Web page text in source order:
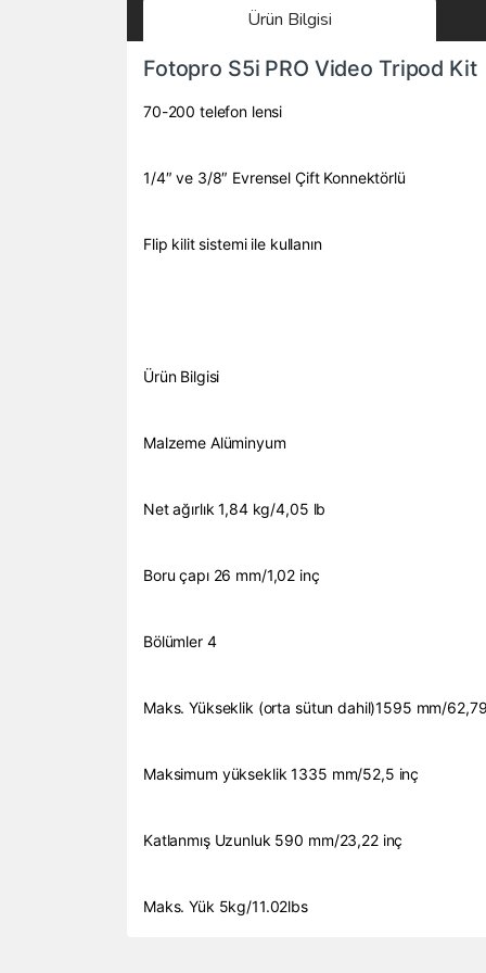
Ürün Bilgisi
Fotopro S5i PRO Video Tripod Kit
70-200 telefon lensi
1/4″ ve 3/8″ Evrensel Çift Konnektörlü
Flip kilit sistemi ile kullanın
Ürün Bilgisi
Malzeme Alüminyum
Net ağırlık 1,84 kg/4,05 lb
Boru çapı 26 mm/1,02 inç
Bölümler 4
Maks. Yükseklik (orta sütun dahil)1595 mm/
Maksimum yükseklik 1335 mm/52,5 inç
Katlanmış Uzunluk 590 mm/23,22 inç
Maks. Yük 5kg/11.02lbs